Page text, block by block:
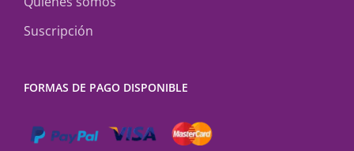
Suscripción
FORMAS DE PAGO DISPONIBLE